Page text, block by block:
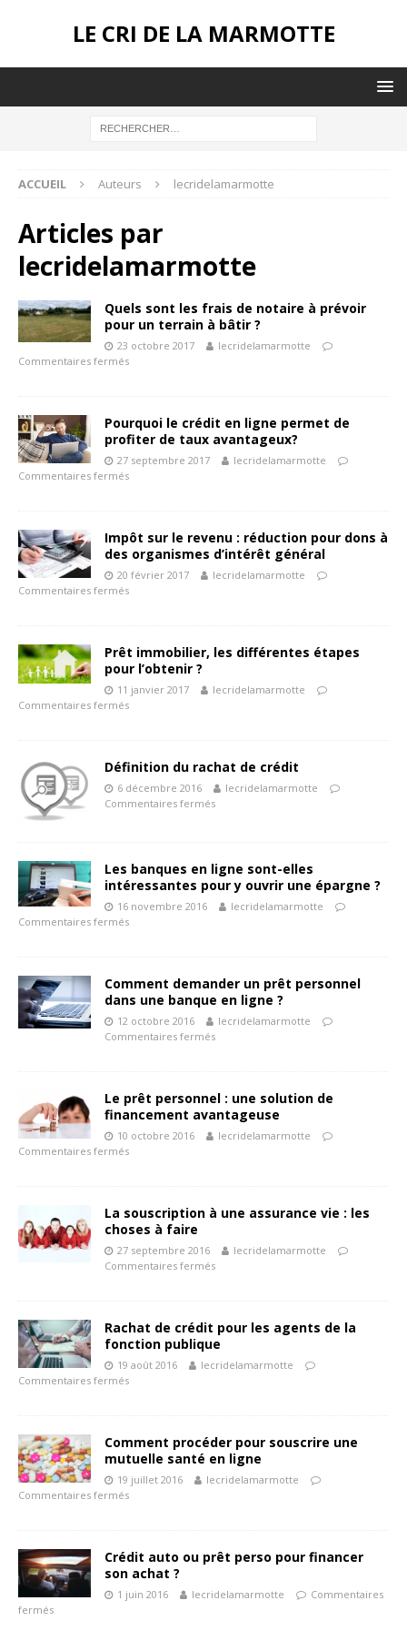
LE CRI DE LA MARMOTTE
ACCUEIL Auteurs lecridelamarmotte
Articles par
lecridelamarmotte
Quels sont les frais de notaire à prévoir
pour un terrain à bâtir ?
23 octobre 2017
lecridelamarmotte
Commentaires fermés
Pourquoi le crédit en ligne permet de
profiter de taux avantageux?
27 septembre 2017
lecridelamarmotte
Commentaires fermés
Impôt sur le revenu : réduction pour dons à
des organismes d’intérêt général
20 février 2017
lecridelamarmotte
Commentaires fermés
Prêt immobilier, les différentes étapes
pour l’obtenir ?
11 janvier 2017
lecridelamarmotte
Commentaires fermés
Définition du rachat de crédit
6 décembre 2016
lecridelamarmotte
Commentaires fermés
Les banques en ligne sont-elles
intéressantes pour y ouvrir une épargne ?
16 novembre 2016
lecridelamarmotte
Commentaires fermés
Comment demander un prêt personnel
dans une banque en ligne ?
12 octobre 2016
lecridelamarmotte
Commentaires fermés
Le prêt personnel : une solution de
financement avantageuse
10 octobre 2016
lecridelamarmotte
Commentaires fermés
La souscription à une assurance vie : les
choses à faire
27 septembre 2016
lecridelamarmotte
Commentaires fermés
Rachat de crédit pour les agents de la
fonction publique
19 août 2016
lecridelamarmotte
Commentaires fermés
Comment procéder pour souscrire une
mutuelle santé en ligne
19 juillet 2016
lecridelamarmotte
Commentaires fermés
Crédit auto ou prêt perso pour financer
son achat ?
1 juin 2016 lecridelamarmotte
Commentaires
fermés